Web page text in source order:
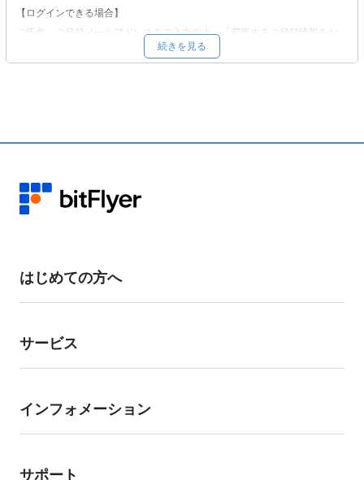
【ログインできる場合】
ご氏名、ご登録メールアドレスをご入力の上、「変更するご登録情報をお
選びください。」から「メールアドレス」をご選択いただき、必要事項を
ご入力の上、ご依頼ください。
登録情報をご記載ください。
す。内容をご確認の上、ご返信ください。
本人確認書類をご提出いただき、ご本人による申請であることを確認した
お手数をおかけいたしますが、お客様の資産保護のための対応となります
続きを見る
はじめての方へ
サービス
インフォメーション
サポート